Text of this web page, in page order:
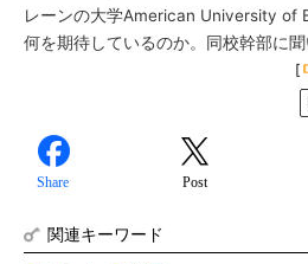
レーンの大学American University of
何を期待しているのか。同校幹部に聞
[
Share Post
関連キーワード